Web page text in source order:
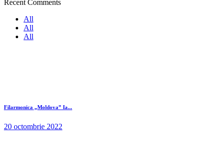
Recent Comments
All
All
All
Filarmonica „Moldova” Ia...
20 octombrie 2022